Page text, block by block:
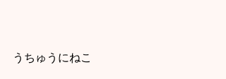
うちゅうにねこ